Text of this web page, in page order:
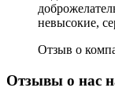
невысокие,
Отзыв о
Отзывы о нас